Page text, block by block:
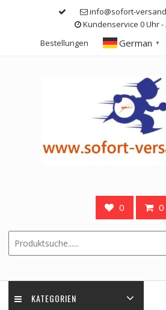
info@sofort-
Kundenservice 0 Uhr -
Bestellungen
German ▼
0 0
KATEGORIEN